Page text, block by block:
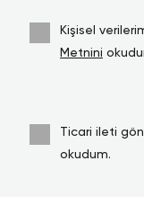
Kişisel
Metnini
Ticari ileti
okudum.